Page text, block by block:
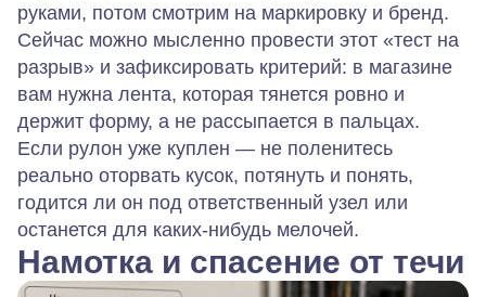
руками, потом смотрим на маркировку и бренд.
Сейчас можно мысленно провести этот «тест на
разрыв» и зафиксировать критерий: в магазине
вам нужна лента, которая тянется ровно и
держит форму, а не рассыпается в пальцах.
Если рулон уже куплен — не поленитесь
реально оторвать кусок, потянуть и понять,
годится ли он под ответственный узел или
останется для каких-нибудь мелочей.
Намотка и спасение от течи